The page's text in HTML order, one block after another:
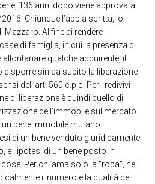
136 anni dopo viene approvata
Chiunque l’abbia scritta, lo
Mazzarò. Al fine di rendere
di famiglia, in cui la presenza di
qualche acquirente, il
disporre sin da subito la liberazione
dell’art. 560 c.p.c. Per i redivivi
di liberazione è quindi quello di
dell’immobile sul mercato.
un bene immobile mutano
di un bene venduto giuridicamente
e l’ipotesi di un bene posto in
Per chi ama solo la “roba”, nel
il numero e la qualità dei